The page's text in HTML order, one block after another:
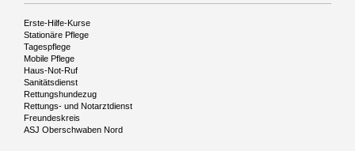
Navigation
überspringen
Erste-Hilfe-Kurse
Stationäre Pflege
Tagespflege
Mobile Pflege
Haus-Not-Ruf
Sanitätsdienst
Rettungshundezug
Rettungs- und Notarztdienst
Freundeskreis
ASJ Oberschwaben Nord